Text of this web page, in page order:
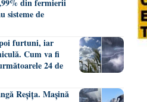
din fermierii
sisteme de
furtuni, iar
Cum va fi
24 de
Reșița. Mașină